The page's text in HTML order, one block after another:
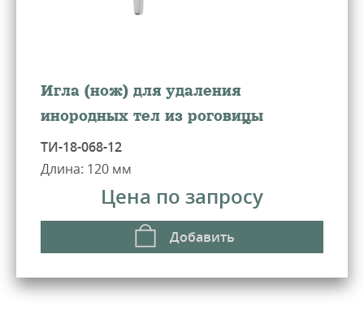
Игла (нож) для удаления
инородных тел из роговицы
ТИ-18-068-12
Длина: 120 мм
Цена по запросу
Добавить